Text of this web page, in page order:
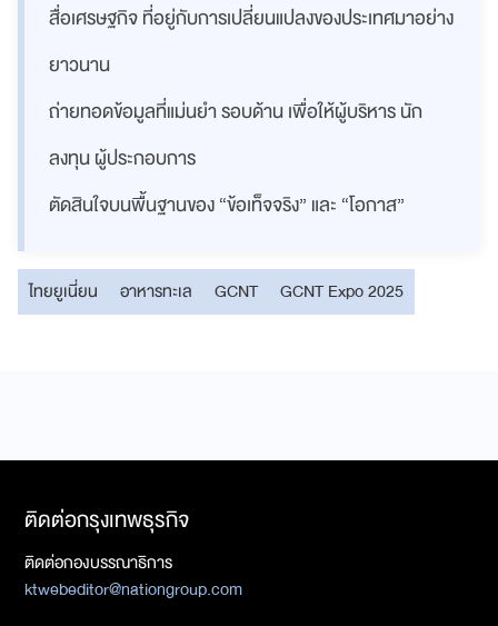
สื่อเศรษฐกิจ ที่อยู่กับการเปลี่ยนแปลงของประเทศมาอย่าง
ยาวนาน
ถ่ายทอดข้อมูลที่แม่นยำ รอบด้าน เพื่อให้ผู้บริหาร นัก
ลงทุน ผู้ประกอบการ
ตัดสินใจบนพื้นฐานของ “ข้อเท็จจริง” และ “โอกาส”
ไทยยูเนี่ยน อาหารทะเล GCNT GCNT Expo 2025
ติดต่อกรุงเทพธุรกิจ
ติดต่อกองบรรณาธิการ
ktwebeditor@nationgroup.com